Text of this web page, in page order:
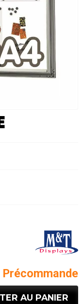
Précommande
AU PANIER